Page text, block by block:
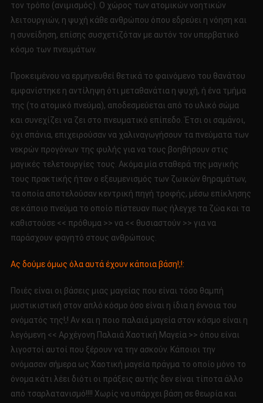
τον τρόπο (ανιμισμός). Ο χώρος των ατομικών νοητικών
λειτουργιών, η ψυχή κάθε ανθρώπου όπου εδρεύει η νόηση και
η συνείδηση, επίσης συσχετιζόταν με αυτόν τον υπερβατικό
κόσμο των πνευμάτων.
Προκειμένου να ερμηνευθεί θετικά το φαινόμενο του θανάτου
εμφανίστηκε η αντίληψη ότι μεταθανάτια η ψυχή, ή ένα τμήμα
της (το ατομικό πνεύμα), αποδεσμεύεται από το υλικό σώμα
και συνεχίζει να ζει στο πνευματικό επίπεδο. Έτσι οι σαμάνοι,
όχι σπάνια, επιχειρούσαν να χαλιναγωγήσουν τα πνεύματα των
νεκρών προγόνων της φυλής για να τους βοηθήσουν στις
μαγικές τελετουργίες τους. Ακόμα μία σταθερά της μαγικής
τους πρακτικής ήταν ο εξευμενισμός των ζωικών θηραμάτων,
τα οποία αποτελούσαν κεντρική πηγή τροφής, μέσω επίκλησης
σε κάποιο πνεύμα το οποίο πίστευαν πως ήλεγχε τα ζώα και τα
καθιστούσε << πρόθυμα >> να << θυσιαστούν >> για να
παράσχουν φαγητό στους ανθρώπους.
Ας δούμε όμως όλα αυτά έχουν κάποια βάση!;!:
Ποιές είναι οι βάσεις μιας μαγείας που είναι τόσο θαμπή
μυστικιστική στον απλό κόσμο όσο είναι η ίδια η έννοια του
ονόματός της!;! Αν και η ποιο παλαιά μαγεία στον κόσμο είναι η
λεγόμενη << Αρχέγονη Παλαιά Χαοτική Μαγεία >> όπου είναι
λιγοστοί αυτοί που ξέρουν να την ασκούν. Κάποιοι την
ονόμασαν σήμερα ως Χαοτική μαγεία πράγμα το οποίο μόνο το
όνομα κάτι λέει διότι οι πράξεις αυτής δεν είναι τίποτα άλλο
από τσαρλατανισμό!!!! Χωρίς να υπάρχει βάση σε θεωρία και